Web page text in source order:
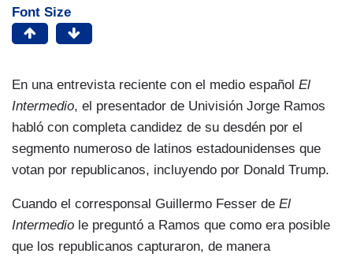
Font Size
En una entrevista reciente con el medio español El
Intermedio, el presentador de Univisión Jorge Ramos
habló con completa candidez de su desdén por el
segmento numeroso de latinos estadounidenses que
votan por republicanos, incluyendo por Donald Trump.
Cuando el corresponsal Guillermo Fesser de El
Intermedio le preguntó a Ramos que como era posible
que los republicanos capturaron, de manera